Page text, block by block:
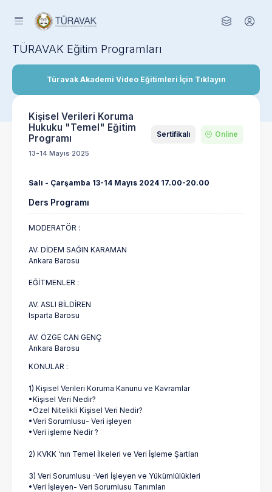
TÜRAVAK Eğitim Programları
Türavak Akademi Video Eğitimleri İçin Tıklayın
Kişisel Verileri Koruma
Hukuku "Temel" Eğitim
Programı
13-14 Mayıs 2025
Sertifikalı Online
Salı - Çarşamba 13-14 Mayıs 2024 17.00-20.00
Ders Programı
MODERATÖR :
AV. DİDEM SAĞIN KARAMAN
Ankara Barosu
EĞİTMENLER :
AV. ASLI BİLDİREN
Isparta Barosu
AV. ÖZGE CAN GENÇ
Ankara Barosu
KONULAR :
1) Kişisel Verileri Koruma Kanunu ve Kavramlar
•Kişisel Veri Nedir?
•Özel Nitelikli Kişisel Veri Nedir?
•Veri Sorumlusu- Veri işleyen
•Veri işleme Nedir ?
2) KVKK ‘nın Temel İlkeleri ve Veri İşleme Şartları
3) Veri Sorumlusu -Veri İşleyen ve Yükümlülükleri
•Veri İşleyen- Veri Sorumlusu Tanımları